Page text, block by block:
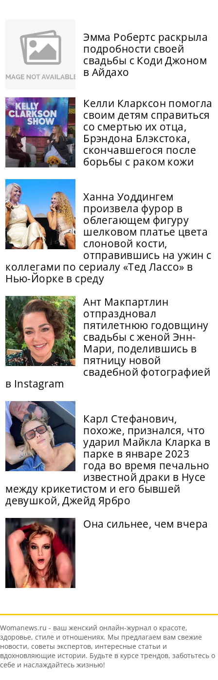
Эмма Робертс раскрыла
подробности своей
свадьбы с Коди Джоном
в Айдахо
Келли Кларксон помогла
своим детям справиться
со смертью их отца,
Брэндона Блэкстока,
скончавшегося после
борьбы с раком кожи
Ханна Уоддингем
произвела фурор в
облегающем фигуру
шелковом платье цвета
слоновой кости,
отправившись на ужин с
коллегами по сериалу «Тед Лассо» в
Нью-Йорке в среду
Ант Макпартлин
отпраздновал
пятилетнюю годовщину
свадьбы с женой Энн-
Мари, поделившись в
пятницу новой
свадебной фотографией
в Instagram
Карл Стефанович,
похоже, признался, что
ударил Майкла Кларка в
парке в январе 2023
года во время печально
известной драки в Нусе
между крикетистом и его бывшей
девушкой, Джейд Ярбро
Она сильнее, чем вчера
Womanews.ru - ваш женский онлайн-журнал о красоте,
здоровье, стиле и отношениях. Мы предлагаем вам свежие
новости, советы экспертов, интересные статьи и
вдохновляющие истории. Будьте в курсе трендов, заботьтесь о
себе и наслаждайтесь жизнью!